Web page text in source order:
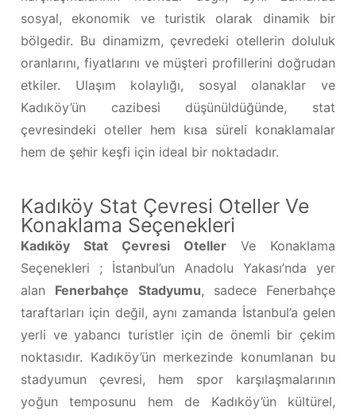
sosyal, ekonomik ve turistik olarak dinamik bir
bölgedir. Bu dinamizm, çevredeki otellerin doluluk
oranlarını, fiyatlarını ve müşteri profillerini doğrudan
etkiler. Ulaşım kolaylığı, sosyal olanaklar ve
Kadıköy’ün cazibesi düşünüldüğünde, stat
çevresindeki oteller hem kısa süreli konaklamalar
hem de şehir keşfi için ideal bir noktadadır.
Kadıköy Stat Çevresi Oteller Ve
Konaklama Seçenekleri
Kadıköy Stat Çevresi Oteller Ve Konaklama
Seçenekleri ; İstanbul’un Anadolu Yakası’nda yer
alan Fenerbahçe Stadyumu, sadece Fenerbahçe
taraftarları için değil, aynı zamanda İstanbul’a gelen
yerli ve yabancı turistler için de önemli bir çekim
noktasıdır. Kadıköy’ün merkezinde konumlanan bu
stadyumun çevresi, hem spor karşılaşmalarının
yoğun temposunu hem de Kadıköy’ün kültürel,